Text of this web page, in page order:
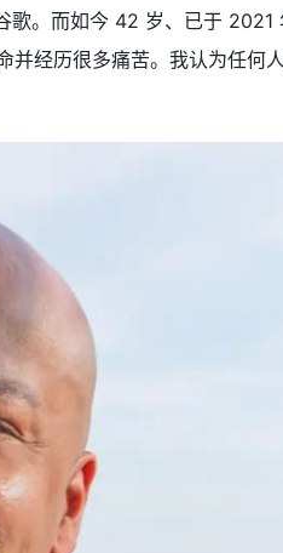
。而如今 42 岁、已于 2021
并经历很多痛苦。我认为任